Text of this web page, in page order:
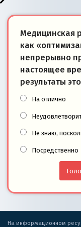
Медицинская
как
непрерывно
настоящее
результаты
На отлично
Не знаю,
Посредственно
На информационном